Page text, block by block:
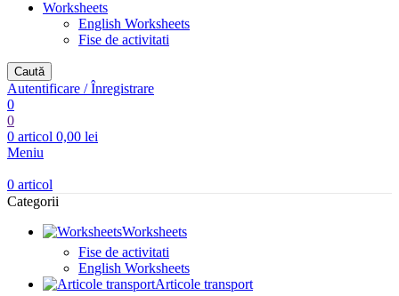
Worksheets
English Worksheets
Fise de activitati
Caută
Autentificare / Înregistrare
0
0
0 articol 0,00 lei
Meniu
0 articol
Categorii
Worksheets
Fise de activitati
English Worksheets
Articole transport